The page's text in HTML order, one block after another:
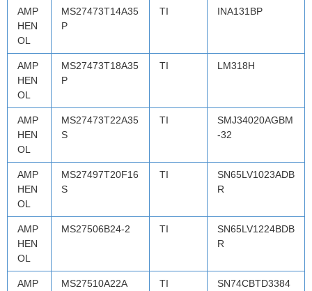
AMP
HEN
OL
MS27473T14A35
P
TI INA131BP
AMP
HEN
OL
MS27473T18A35
P
TI LM318H
AMP
HEN
OL
MS27473T22A35
S
TI
SMJ34020AGBM
-32
AMP
HEN
OL
MS27497T20F16
S
TI
SN65LV1023ADB
R
AMP
HEN
OL
MS27506B24-2 TI
SN65LV1224BDB
R
AMP
MS27510A22A TI
SN74CBTD3384